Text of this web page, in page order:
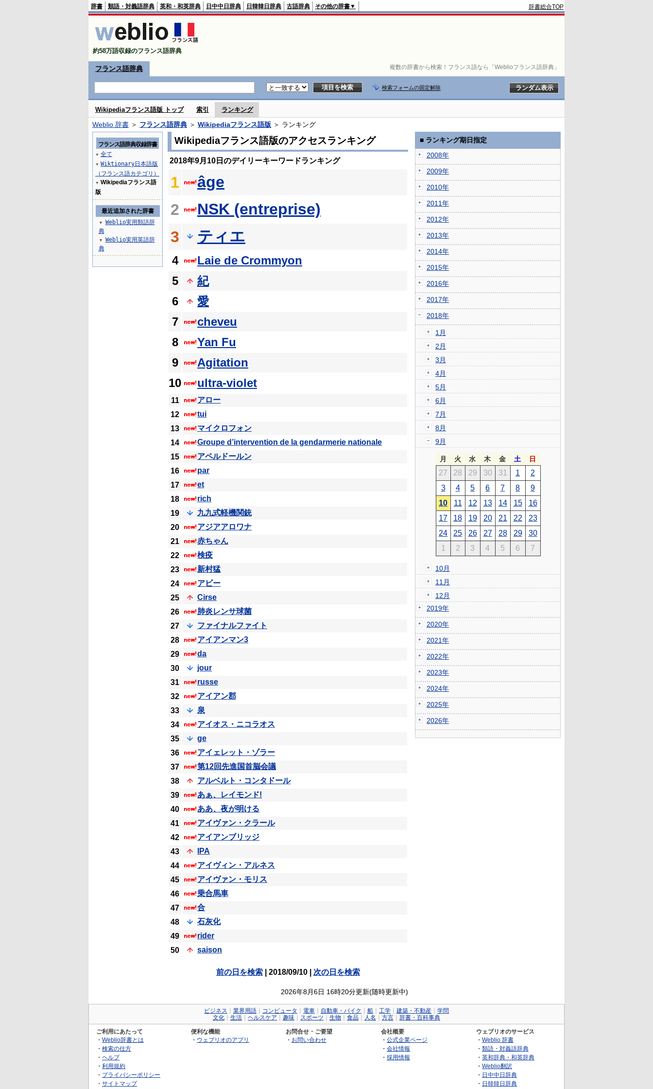
複数の辞書から検索！フランス語なら「Weblioフランス語辞典」
辞書 類語・対義語辞典 英和・和英辞典 日中中日辞典 日韓韓日辞典 古語辞典 その他の辞書▼ 辞書総合TOP
約58万語収録のフランス語辞典
フランス語辞典
検索フォームの固定解除
Wikipediaフランス語版 トップ 索引 ランキング
Weblio 辞書 ＞ フランス語辞典 ＞ Wikipediaフランス語版 ＞ ランキング
Wikipediaフランス語版のアクセスランキング
2018年9月10日のデイリーキーワードランキング
1
âge
2
NSK (entreprise)
3
ティエ
4
Laie de Crommyon
5
紀
6
愛
7
cheveu
8
Yan Fu
9
Agitation
10
ultra-violet
11
アロー
12
tui
13
マイクロフォン
14
Groupe d’intervention de la gendarmerie nationale
15
アペルドールン
16
par
17
et
18
rich
19
九九式軽機関銃
20
アジアアロワナ
21
赤ちゃん
22
検疫
23
新村猛
24
アビー
25
Cirse
26
肺炎レンサ球菌
27
ファイナルファイト
28
アイアンマン3
29
da
30
jour
31
russe
32
アイアン郡
33
泉
34
アイオス・ニコラオス
35
ge
36
アイェレット・ゾラー
37
第12回先進国首脳会議
38
アルベルト・コンタドール
39
あぁ、レイモンド!
40
ああ、夜が明ける
41
アイヴァン・クラール
42
アイアンブリッジ
43
IPA
44
アイヴィン・アルネス
45
アイヴァン・モリス
46
乗合馬車
47
合
48
石灰化
49
rider
50
saison
前の日を検索| 2018/09/10 | 次の日を検索
2026年8月6日 16時20分更新(随時更新中)
フランス語辞典収録辞書
▼ 全て
▼ Wiktionary日本語版
（フランス語カテゴリ）
▼ Wikipediaフランス語
版
最近追加された辞書
▼
Weblio実用類語辞
典
▼
Weblio実用英語辞
典
■ ランキング期日指定
2008年
2009年
2010年
2011年
2012年
2013年
2014年
2015年
2016年
2017年
2018年
1月
2月
3月
4月
5月
6月
7月
8月
9月
月 火 水 木 金 土 日
27 28 29 30 31 1
2
3
4 5 6 7 8
9
10
11 12 13 14 15
16
17
18 19 20 21 22
23
24
25 26 27 28 29
30
1
2 3 4 5 6 7
10月
11月
12月
2019年
2020年
2021年
2022年
2023年
2024年
2025年
2026年
ビジネス 業界用語 コンピュータ 電車 自動車・バイク 船 工学 建築・不動産
学問
文化
生活 ヘルスケア 趣味 スポーツ 生物 食品 人名 方言 辞書・百科事典
ご利用にあたって
・ Weblio辞書とは
・ 検索の仕方
・ ヘルプ
・ 利用規約
・ プライバシーポリシー
・ サイトマップ
便利な機能
・ ウェブリオのアプリ
お問合せ・ご要望
・ お問い合わせ
会社概要
・ 公式企業ページ
・ 会社情報
・ 採用情報
ウェブリオのサービス
・ Weblio 辞書
・ 類語・対義語辞典
・ 英和辞典・和英辞典
・ Weblio翻訳
・ 日中中日辞典
・ 日韓韓日辞典